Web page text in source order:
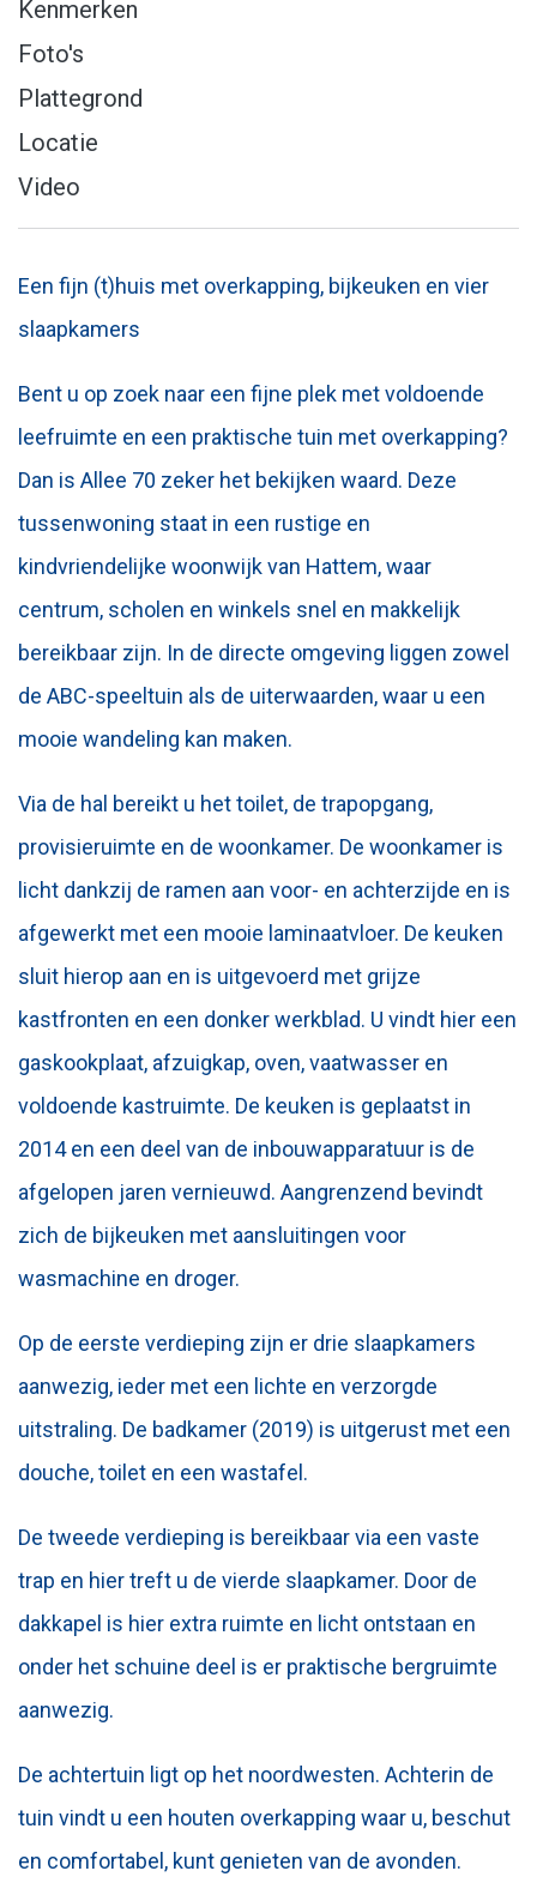
Kenmerken
Foto's
Plattegrond
Locatie
Video
Een fijn (t)huis met overkapping, bijkeuken en vier
slaapkamers
Bent u op zoek naar een fijne plek met voldoende
leefruimte en een praktische tuin met overkapping?
Dan is Allee 70 zeker het bekijken waard. Deze
tussenwoning staat in een rustige en
kindvriendelijke woonwijk van Hattem, waar
centrum, scholen en winkels snel en makkelijk
bereikbaar zijn. In de directe omgeving liggen zowel
de ABC-speeltuin als de uiterwaarden, waar u een
mooie wandeling kan maken.
Via de hal bereikt u het toilet, de trapopgang,
provisieruimte en de woonkamer. De woonkamer is
licht dankzij de ramen aan voor- en achterzijde en is
afgewerkt met een mooie laminaatvloer. De keuken
sluit hierop aan en is uitgevoerd met grijze
kastfronten en een donker werkblad. U vindt hier een
gaskookplaat, afzuigkap, oven, vaatwasser en
voldoende kastruimte. De keuken is geplaatst in
2014 en een deel van de inbouwapparatuur is de
afgelopen jaren vernieuwd. Aangrenzend bevindt
zich de bijkeuken met aansluitingen voor
wasmachine en droger.
Op de eerste verdieping zijn er drie slaapkamers
aanwezig, ieder met een lichte en verzorgde
uitstraling. De badkamer (2019) is uitgerust met een
douche, toilet en een wastafel.
De tweede verdieping is bereikbaar via een vaste
trap en hier treft u de vierde slaapkamer. Door de
dakkapel is hier extra ruimte en licht ontstaan en
onder het schuine deel is er praktische bergruimte
aanwezig.
De achtertuin ligt op het noordwesten. Achterin de
tuin vindt u een houten overkapping waar u, beschut
en comfortabel, kunt genieten van de avonden.